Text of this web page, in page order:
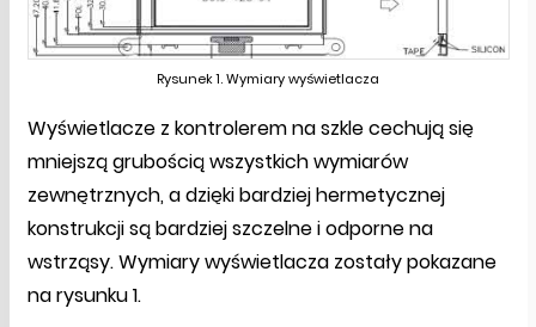
Rysunek 1. Wymiary wyświetlacza
Wyświetlacze z kontrolerem na szkle cechują się
mniejszą grubością wszystkich wymiarów
zewnętrznych, a dzięki bardziej hermetycznej
konstrukcji są bardziej szczelne i odporne na
wstrząsy. Wymiary wyświetlacza zostały pokazane
na rysunku 1.